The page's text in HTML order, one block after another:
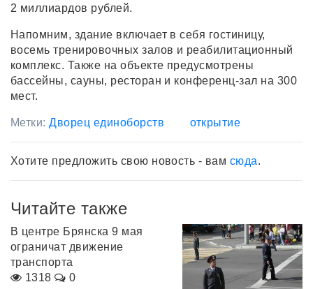
2 миллиардов рублей.
Напомним, здание включает в себя гостиницу,
восемь тренировочных залов и реабилитационный
комплекс. Также на объекте предусмотрены
бассейны, сауны, ресторан и конференц-зал на 300
мест.
Метки:Дворец единоборств открытие
Хотите предложить свою новость - вам сюда.
Читайте также
В центре Брянска 9 мая
ограничат движение
транспорта
1318
0